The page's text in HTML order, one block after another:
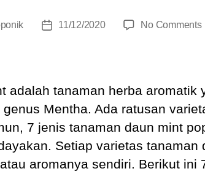
Post11/12/2020 No Comments
adalah tanaman herba aromatik
Mentha. Ada ratusan
7 jenis tanaman daun mint
Setiap varietas tanaman
aromanya sendiri. Berikut ini